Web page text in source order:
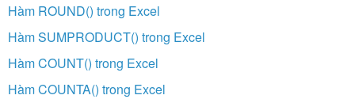
Hàm ROUND() trong Excel
Hàm SUMPRODUCT() trong Excel
Hàm COUNT() trong Excel
Hàm COUNTA() trong Excel